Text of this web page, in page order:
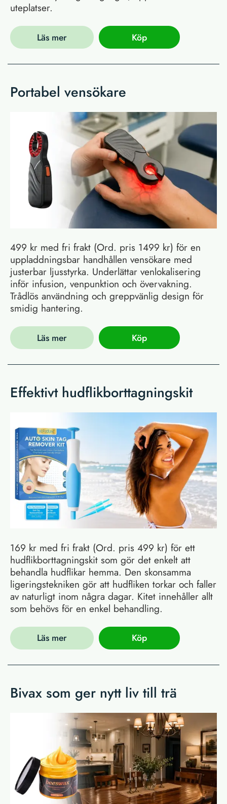
uteplatser.
Läs mer Köp
Portabel vensökare
499 kr med fri frakt (Ord. pris 1499 kr) för en
uppladdningsbar handhållen vensökare med
justerbar ljusstyrka. Underlättar venlokalisering
inför infusion, venpunktion och övervakning.
Trådlös användning och greppvänlig design för
smidig hantering.
Läs mer Köp
Effektivt hudflikborttagningskit
169 kr med fri frakt (Ord. pris 499 kr) för ett
hudflikborttagningskit som gör det enkelt att
behandla hudflikar hemma. Den skonsamma
ligeringstekniken gör att hudfliken torkar och faller
av naturligt inom några dagar. Kitet innehåller allt
som behövs för en enkel behandling.
Läs mer Köp
Bivax som ger nytt liv till trä